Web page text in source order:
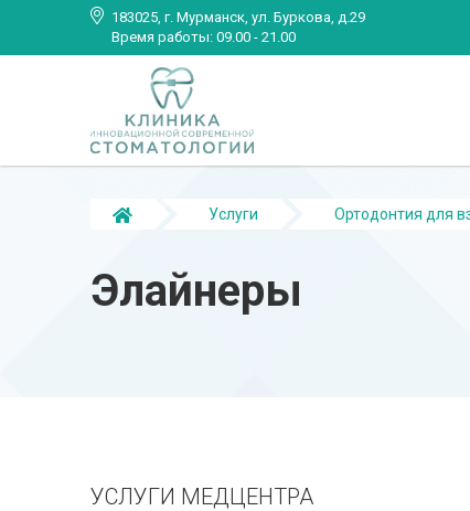
183025, г. Мурманск, ул. Буркова, д.29
Время работы: 09.00 - 21.00
Услуги Ортодонтия для
Элайнеры
УСЛУГИ МЕДЦЕНТРА